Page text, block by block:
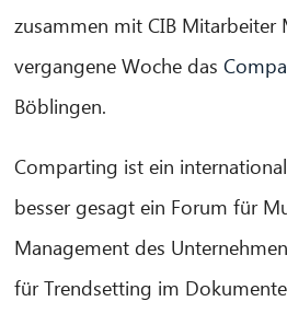
zusammen mit CIB Mitarbeiter
vergangene Woche das
Böblingen.
Comparting ist ein
besser gesagt ein Forum für
Management des
für Trendsetting im